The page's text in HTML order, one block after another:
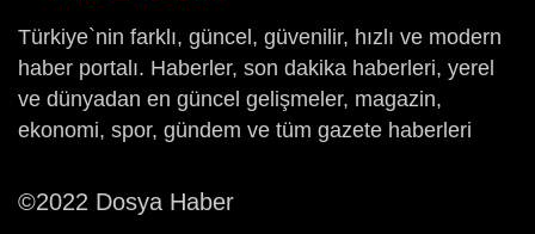
Türkiye`nin farklı, güncel, güvenilir, hızlı ve modern
haber portalı. Haberler, son dakika haberleri, yerel
ve dünyadan en güncel gelişmeler, magazin,
ekonomi, spor, gündem ve tüm gazete haberleri
©2022 Dosya Haber